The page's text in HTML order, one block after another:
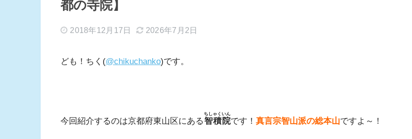
都の寺院】
2018年12月17日 2026年7月2日
ども！ちく(@chikuchanko)です。
今回紹介するのは京都府東山区にある智積院
ちしゃくいん
です！ 真言宗智山派の総本山ですよ～！